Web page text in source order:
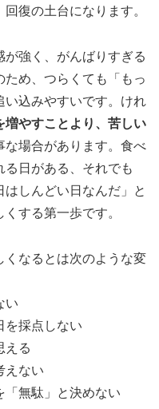
復の土台になります。
強く、がんばりすぎる
め、つらくても「もっ
い込みやすいです。けれ
増やすことより、苦しい
な場合があります。食べ
る日がある、それでも
はしんどい日なんだ」と
する第一歩です。
くなるとは次のような変
い
を採点しない
える
えない
「無駄」と決めない